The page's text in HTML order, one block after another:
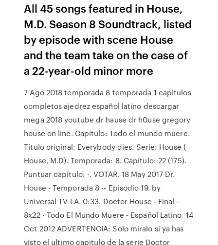
All 45 songs featured in House,
M.D. Season 8 Soundtrack, listed
by episode with scene House
and the team take on the case of
a 22-year-old minor more
7 Ago 2018 temporada 8 temporada 1 capitulos
completos ajedrez español latino descargar
mega 2018 youtube dr hause dr h0use gregory
house on line. Capítulo: Todo el mundo muere.
Título original: Everybody dies. Serie: House (
House, M.D). Temporada: 8. Capítulo: 22 (175).
Puntuar capítulo: -. VOTAR. 18 May 2017 Dr.
House - Temporada 8 -- Episodio 19. by
Universal TV LA. 0:33. Doctor House - Final -
8x22 - Todo El Mundo Muere - Español Latino 14
Oct 2012 ADVERTENCIA: Solo miralo si ya has
visto el ultimo capitulo de la serie Doctor